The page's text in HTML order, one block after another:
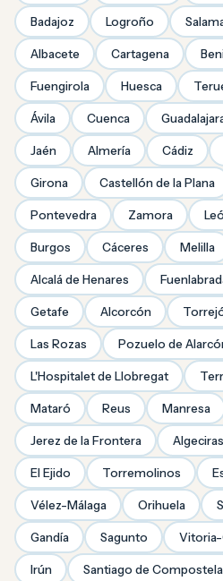
Badajoz Logroño
Albacete Cartagena
Fuengirola Huesca
Ávila Cuenca
Jaén Almería Cádiz
Girona Castellón de la Plana
Pontevedra Zamora
Burgos Cáceres Melilla
Alcalá de Henares
Getafe Alcorcón
Las Rozas Pozuelo de
L'Hospitalet de Llobregat
Mataró Reus Manresa
Jerez de la Frontera Algeciras
El Ejido Torremolinos
Vélez-Málaga Orihuela
Gandía Sagunto Vitoria-
Irún Santiago de Compostela